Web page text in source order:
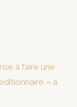
à faire une
» à